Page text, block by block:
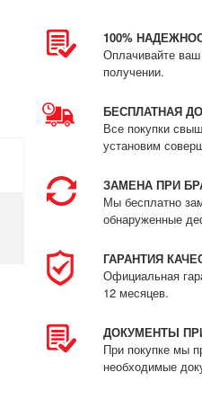
100%
Оплачивайте
получении.
БЕСПЛАТНАЯ
Все покупки
установим
ЗАМЕНА ПРИ
Мы бесплатно
обнаруженные
ГАРАНТИЯ
Официальная
12 месяцев.
ДОКУМЕНТЫ
При покупке мы
необходимые